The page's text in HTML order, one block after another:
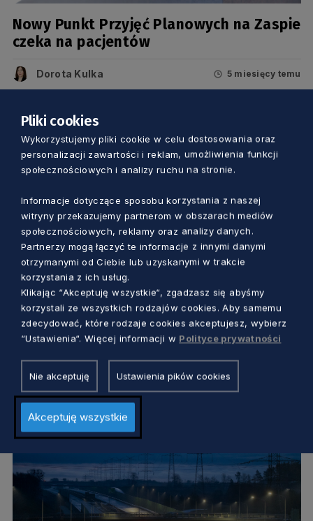
Nowy Punkt Przyjęć Planowych na Zaspie
czeka na pacjentów
Dorota Kulka 5 miesięcy temu
KULTURA
Dobre momenty na gdańskim Ujeścisku.
Nowa filia biblioteki zaprasza
Pliki cookies
Wykorzystujemy pliki cookie w celu dostosowania oraz
personalizacji zawartości i reklam, umożliwienia funkcji
społecznościowych i analizy ruchu na stronie.
Informacje dotyczące sposobu korzystania z naszej
witryny przekazujemy partnerom w obszarach mediów
społecznościowych, reklamy oraz analizy danych.
Partnerzy mogą łączyć te informacje z innymi danymi
otrzymanymi od Ciebie lub uzyskanymi w trakcie
korzystania z ich usług.
Klikając “Akceptuję wszystkie“, zgadzasz się abyśmy
korzystali ze wszystkich rodzajów cookies. Aby samemu
zdecydować, które rodzaje cookies akceptujesz, wybierz
“Ustawienia“. Więcej informacji w Polityce prywatności
Nie akceptuję Ustawienia pików cookies
Akceptuję wszystkie